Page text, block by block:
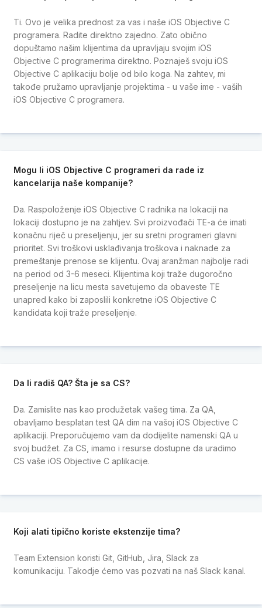
Ti. Ovo je velika prednost za vas i naše iOS Objective C
programera. Radite direktno zajedno. Zato obično
dopuštamo našim klijentima da upravljaju svojim iOS
Objective C programerima direktno. Poznaješ svoju iOS
Objective C aplikaciju bolje od bilo koga. Na zahtev, mi
takođe pružamo upravljanje projektima - u vaše ime - vaših
iOS Objective C programera.
Mogu li iOS Objective C programeri da rade iz
kancelarija naše kompanije?
Da. Raspoloženje iOS Objective C radnika na lokaciji na
lokaciji dostupno je na zahtjev. Svi proizvođači TE-a će imati
konačnu riječ u preseljenju, jer su sretni programeri glavni
prioritet. Svi troškovi usklađivanja troškova i naknade za
premeštanje prenose se klijentu. Ovaj aranžman najbolje radi
na period od 3-6 meseci. Klijentima koji traže dugoročno
preseljenje na licu mesta savetujemo da obaveste TE
unapred kako bi zaposlili konkretne iOS Objective C
kandidata koji traže preseljenje.
Da li radiš QA? Šta je sa CS?
Da. Zamislite nas kao produžetak vašeg tima. Za QA,
obavljamo besplatan test QA dim na vašoj iOS Objective C
aplikaciji. Preporučujemo vam da dodijelite namenski QA u
svoj budžet. Za CS, imamo i resurse dostupne da uradimo
CS vaše iOS Objective C aplikacije.
Koji alati tipično koriste ekstenzije tima?
Team Extension koristi Git, GitHub, Jira, Slack za
komunikaciju. Takodje ćemo vas pozvati na naš Slack kanal.